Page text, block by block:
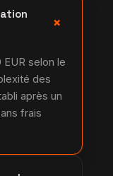
+
selon le
des
après un
frais